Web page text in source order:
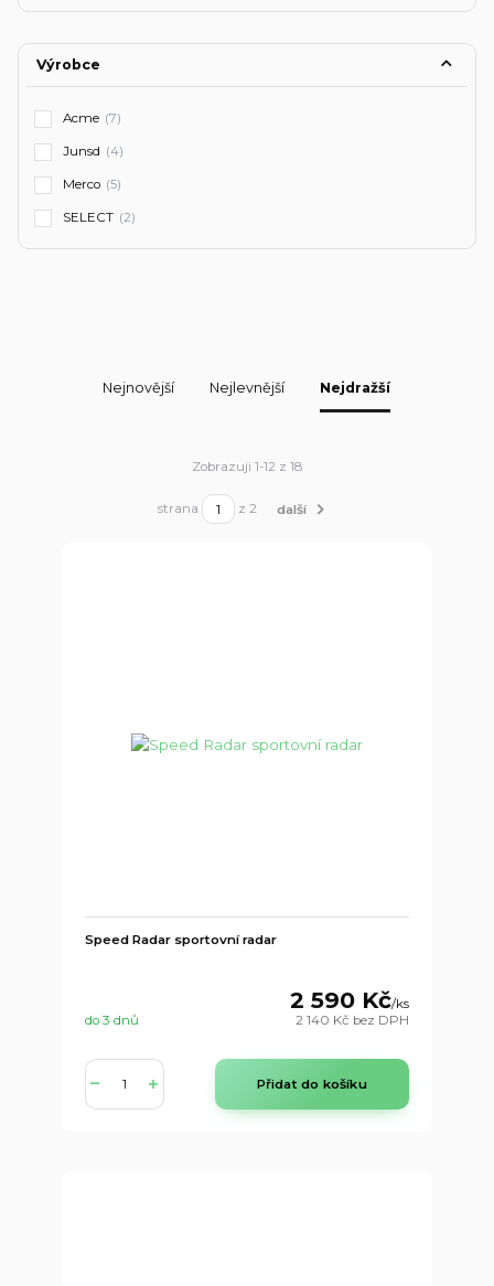
Výrobce
Acme (7)
Junsd (4)
Merco (5)
SELECT (2)
Nejnovější Nejlevnější Nejdražší
Zobrazuji 1-12 z 18
strana z 2 další
Speed Radar sportovní radar
2 590 Kč/ks
2 140 Kč bez DPH
do 3 dnů
Přidat do košíku